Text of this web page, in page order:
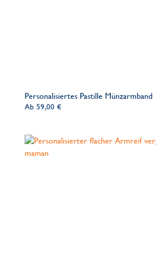
Personalisiertes Pastille Münzarmband
Ab 59,00 €